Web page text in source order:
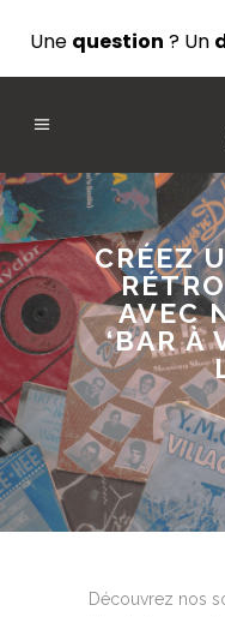
CRÉEZ
AVEC
‘BAR À
Découvrez nos
Une question ? Un